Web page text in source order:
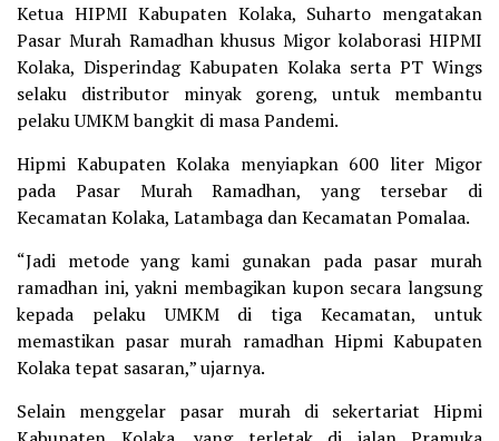
Ketua HIPMI Kabupaten Kolaka, Suharto mengatakan
Pasar Murah Ramadhan khusus Migor kolaborasi HIPMI
Kolaka, Disperindag Kabupaten Kolaka serta PT Wings
selaku distributor minyak goreng, untuk membantu
pelaku UMKM bangkit di masa Pandemi.
Hipmi Kabupaten Kolaka menyiapkan 600 liter Migor
pada Pasar Murah Ramadhan, yang tersebar di
Kecamatan Kolaka, Latambaga dan Kecamatan Pomalaa.
“Jadi metode yang kami gunakan pada pasar murah
ramadhan ini, yakni membagikan kupon secara langsung
kepada pelaku UMKM di tiga Kecamatan, untuk
memastikan pasar murah ramadhan Hipmi Kabupaten
Kolaka tepat sasaran,” ujarnya.
Selain menggelar pasar murah di sekertariat Hipmi